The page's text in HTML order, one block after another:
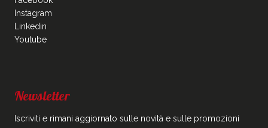
Instagram
Linkedin
Youtube
Newsletter
Iscriviti e rimani aggiornato sulle novità e sulle promozioni